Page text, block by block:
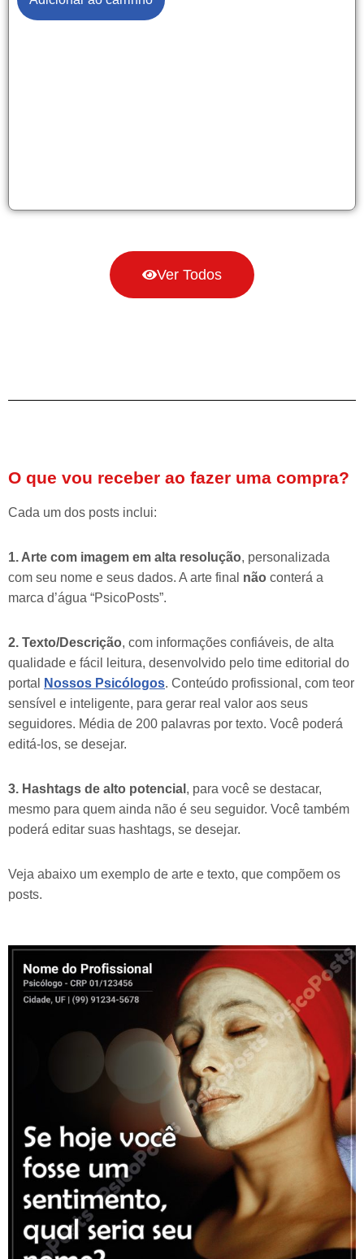
Ver Todos
O que vou receber ao fazer uma compra?
Cada um dos posts inclui:
1. Arte com imagem em alta resolução, personalizada
com seu nome e seus dados. A arte final não conterá a
marca d’água “PsicoPosts”.
2. Texto/Descrição, com informações confiáveis, de alta
qualidade e fácil leitura, desenvolvido pelo time editorial do
portal
Nossos Psicólogos. Conteúdo profissional, com teor
sensível e inteligente, para gerar real valor aos seus
seguidores. Média de 200 palavras por texto. Você poderá
editá-los, se desejar.
3. Hashtags de alto potencial , para você se destacar,
mesmo para quem ainda não é seu seguidor. Você também
poderá editar suas hashtags, se desejar.
Veja abaixo um exemplo de arte e texto, que compõem os
posts.